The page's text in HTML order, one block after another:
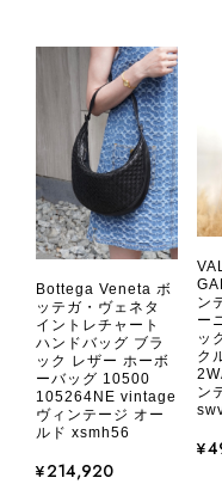
談
た
す
2026/08/
とても気に入りました、
です
こ
な
Bottega Veneta ボ
ッテガ・ヴェネタ
イントレチャート
ハンドバッグ ブラ
ック レザー ホーボ
ーバッグ 10500
105264NE vintage
ヴィンテージ オー
ルド xsmh56
¥214,920
ン
ー
ッ
ク
ン